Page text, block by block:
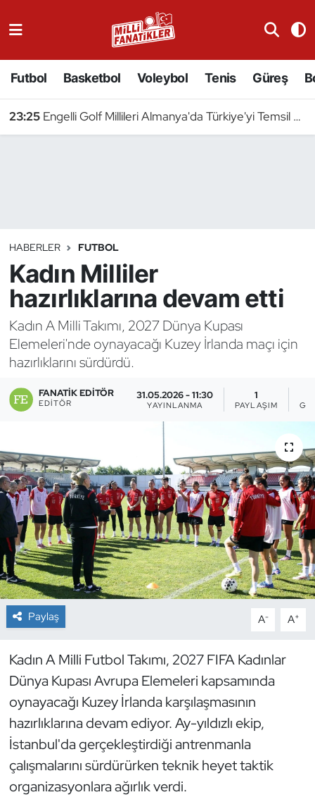
Futbol Basketbol Voleybol Tenis Güreş
23:25 Engelli Golf Millileri Almanya'da Türkiye'yi Temsil Edecek
HABERLER FUTBOL
Kadın Milliler
hazırlıklarına devam etti
Kadın A Milli Takımı, 2027 Dünya Kupası
Elemeleri'nde oynayacağı Kuzey İrlanda maçı için
hazırlıklarını sürdürdü.
FANATIK EDITÖR
EDITÖR
31.05.2026 - 11:30
YAYINLANMA
1
PAYLAŞIM
Paylaş A- A+
Kadın A Milli Futbol Takımı, 2027 FIFA Kadınlar
Dünya Kupası Avrupa Elemeleri kapsamında
oynayacağı Kuzey İrlanda karşılaşmasının
hazırlıklarına devam ediyor. Ay-yıldızlı ekip,
İstanbul'da gerçekleştirdiği antrenmanla
çalışmalarını sürdürürken teknik heyet taktik
organizasyonlara ağırlık verdi.
Badminton
Binicilik
Bisiklet
Bocce Bowling Dart
Buz Pateni
Çim Hokeyi
Cimnastik
Curling
Dağcılık
Dans Sporları
Dövüş Sanatı
E-Spor
Eskrim